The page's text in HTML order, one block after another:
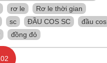
rơ le
Rơ le thời gian
sc ĐẦU COS SC
đầu cos
đồng đỏ